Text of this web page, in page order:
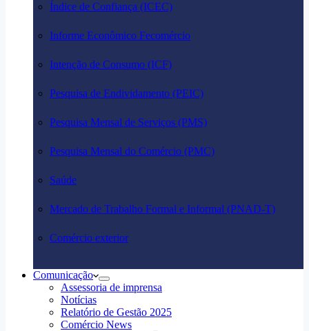
Índice de Confiança (ICEC)
Informe Econômico Fecomércio
Intenção de Consumo (ICF)
Pesquisa de Endividamento (PEIC)
Pesquisa Mensal de Serviços (PMS)
Pesquisa Mensal do Comércio (PMC)
Saúde
Mercado de Trabalho Formal e Informal (PNAD-T)
Comércio exterior
Comunicação
Assessoria de imprensa
Notícias
Relatório de Gestão 2025
Comércio News